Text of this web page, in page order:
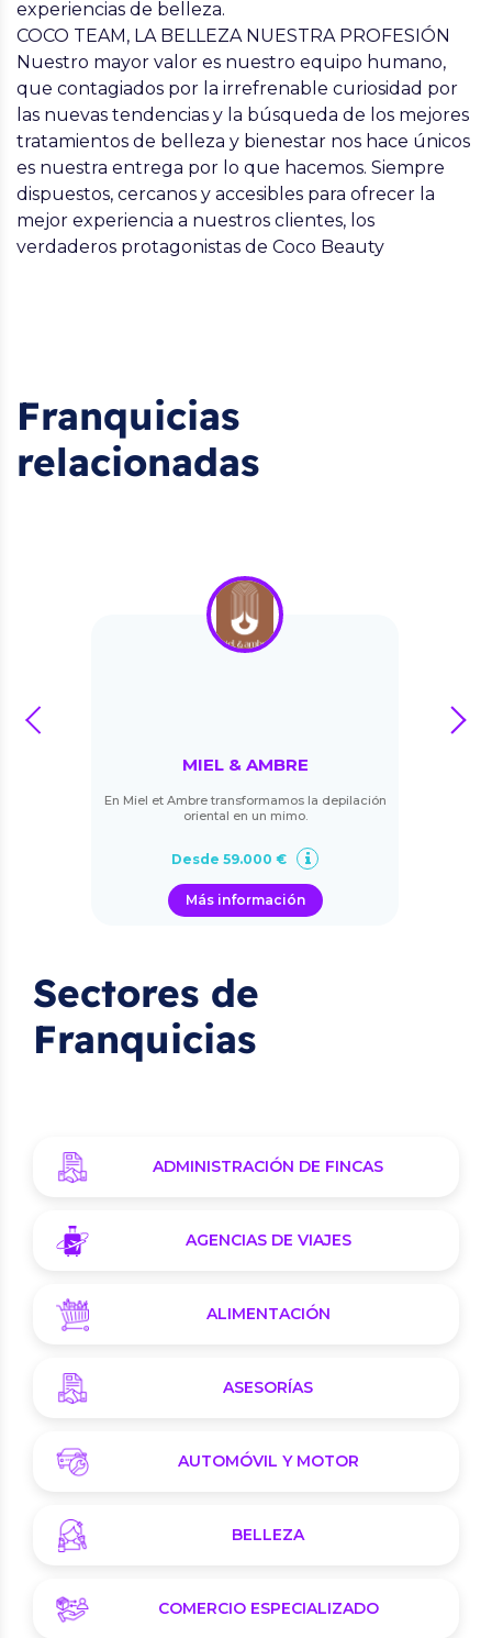
experiencias de belleza.
COCO TEAM, LA BELLEZA NUESTRA PROFESIÓN
Nuestro mayor valor es nuestro equipo humano,
que contagiados por la irrefrenable curiosidad por
las nuevas tendencias y la búsqueda de los mejores
tratamientos de belleza y bienestar nos hace únicos
es nuestra entrega por lo que hacemos. Siempre
dispuestos, cercanos y accesibles para ofrecer la
mejor experiencia a nuestros clientes, los
verdaderos protagonistas de Coco Beauty
Franquicias
relacionadas
MIEL & AMBRE
En Miel et Ambre transformamos la depilación
oriental en un mimo.
Desde 59.000 €
Más información
prev next
Sectores de
Franquicias
ADMINISTRACIÓN DE FINCAS
AGENCIAS DE VIAJES
ALIMENTACIÓN
ASESORÍAS
AUTOMÓVIL Y MOTOR
BELLEZA
COMERCIO ESPECIALIZADO